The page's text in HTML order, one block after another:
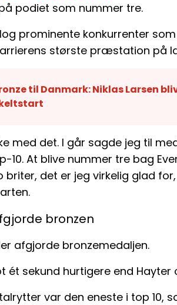
podiet som nummer tre.
prominente konkurrenter
største præstation på
til Danmark: Niklas Larsen
med det. I går sagde jeg til
10. At blive nummer tre bag
det er jeg virkelig glad
bronzen
afgjorde bronzemedaljen.
ét sekund hurtigere end
var den eneste i top 10,